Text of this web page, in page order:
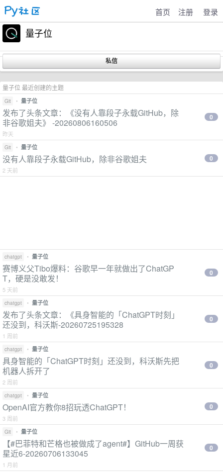
首页 注册 登录
量子位
量子位 最近创建的主题
Git • 量子位
发布了头条文章：《没有人靠段子永载GitHub，除
非谷歌姐夫》 -20260806160506
昨天
0
Git • 量子位
没有人靠段子永载GitHub，除非谷歌姐夫
2 天前
0
chatgpt • 量子位
赛博义父Tibo爆料：谷歌早一年就做出了ChatGP
T，硬是没敢发！
5 天前
0
chatgpt • 量子位
发布了头条文章：《具身智能的「ChatGPT时刻」
还没到，科沃斯-20260725195328
1 周前
0
chatgpt • 量子位
具身智能的「ChatGPT时刻」还没到，科沃斯先把
机器人拆开了
2 周前
0
chatgpt • 量子位
OpenAI官方教你8招玩透ChatGPT！
3 周前
0
Git • 量子位
【#巴菲特和芒格也被做成了agent#】GitHub一周获
星近6-20260706133045
1 月前
0